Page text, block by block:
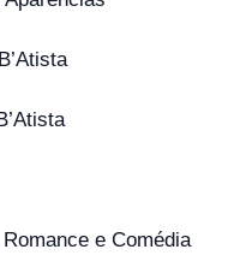
Romance e Comédia